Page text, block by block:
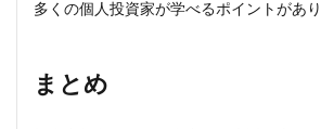
多くの個人投資家が学べるポイントがあり
まとめ